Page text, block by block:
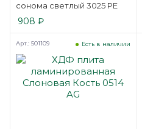
сонома светлый 3025 PE
908 ₽
Есть в наличии
Арт.: 501109